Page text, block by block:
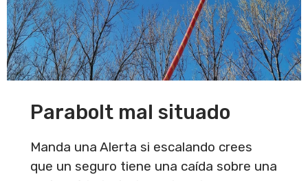
Parabolt mal situado
Manda una Alerta si escalando crees
que un seguro tiene una caída sobre una